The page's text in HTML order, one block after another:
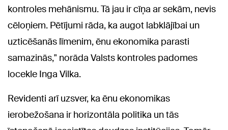
kontroles mehānismu. Tā jau ir cīņa ar sekām, nevis
cēloņiem. Pētījumi rāda, ka augot labklājībai un
uzticēšanās līmenim, ēnu ekonomika parasti
samazinās," norāda Valsts kontroles padomes
locekle Inga Vilka.
Revidenti arī uzsver, ka ēnu ekonomikas
ierobežošana ir horizontāla politika un tās